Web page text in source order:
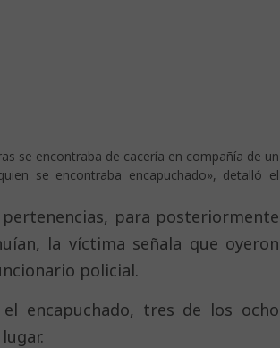
se encontraba de cacería en compañía de un
se encontraba encapuchado», detalló el
para posteriormente
la víctima señala que oyeron
policial.
encapuchado, tres de los ocho